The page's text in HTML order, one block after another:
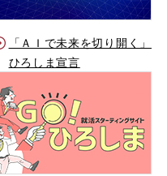
「ＡＩで未来を切り開く」
ひろしま宣言